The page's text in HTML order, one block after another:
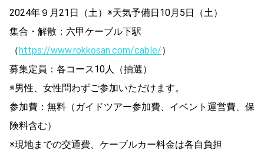
2024年９月21日（土）※天気予備日10月5日（土）
集合・解散：六甲ケーブル下駅
（https://www.rokkosan.com/cable/）
募集定員：各コース10人（抽選）
※男性、女性問わずご参加いただけます。
参加費：無料（ガイドツアー参加費、イベント運営費、保
険料含む）
※現地までの交通費、ケーブルカー料金は各自負担